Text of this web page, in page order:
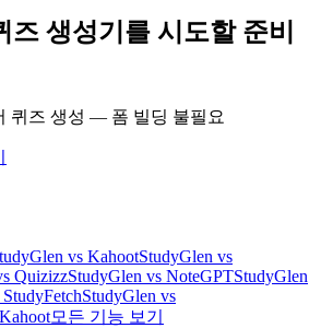
생성기를 시도할 준비
퀴즈 생성 — 폼 빌딩 불필요
vs KahootStudyGlen vs
QuizizzStudyGlen vs NoteGPTStudyGlen
StudyGlen vs
모든 기능 보기